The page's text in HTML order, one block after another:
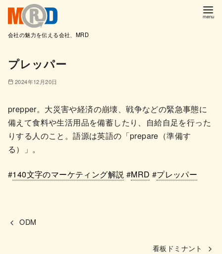
会社の魅力を伝える会社、MRD
プレッパー
2024年12月20日
prepper。大災害や経済の崩壊、戦争などの緊急事態に
備えて食料や生活用品を備蓄したり、自給自足を行った
りする人のこと。語源は英語の「prepare（準備す
る）」。
#140文字のマーケティング解説 #MRD #プレッパー
ODM
看板ドミナント